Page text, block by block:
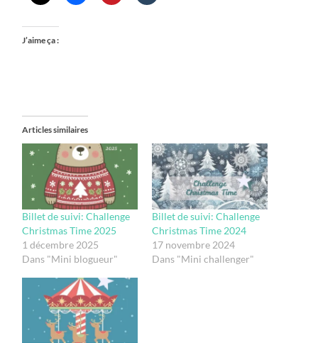
J’aime ça :
Articles similaires
Billet de suivi: Challenge
Christmas Time 2025
1 décembre 2025
Dans "Mini blogueur"
Billet de suivi: Challenge
Christmas Time 2024
17 novembre 2024
Dans "Mini challenger"